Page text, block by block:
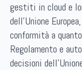
gestiti in cloud e
dell’Unione
conformità a
Regolamento e
decisioni